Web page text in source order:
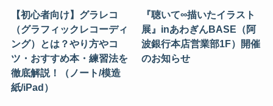
【初心者向け】グラレコ
（グラフィックレコーディ
ング）とは？やり方やコ
ツ・おすすめ本・練習法を
徹底解説！（ノート/模造
紙/iPad）
『聴いて∞描いたイラスト
展』inあわぎんBASE（阿
波銀行本店営業部1F）開催
のお知らせ